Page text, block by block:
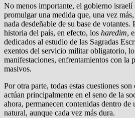
No menos importante, el gobierno israelí
promulgar una medida que, una vez
nada desdeñable de su base de
historia del país, en efecto, los haredim,
dedicados al estudio de las Sagradas
exentos del servicio militar obligatorio,
manifestaciones, enfrentamientos con la
masivos.
Por otra parte, todas estas cuestiones
actúan principalmente en el seno de la
ahora, permanecen contenidas dentro
natural, aunque cada vez más dura.